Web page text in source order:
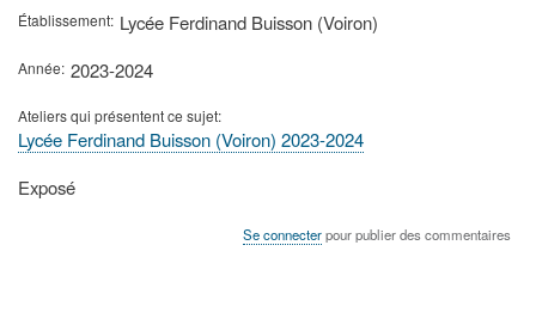
Établissement Lycée Ferdinand Buisson (Voiron)
Année 2023-2024
Ateliers qui présentent ce sujet
Lycée Ferdinand Buisson (Voiron) 2023-2024
Type
Exposé
Se connecterpour publier des commentaires